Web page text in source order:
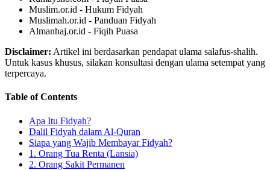
Muslim.or.id - Hukum Fidyah
Muslimah.or.id - Panduan Fidyah
Almanhaj.or.id - Fiqih Puasa
Disclaimer: Artikel ini berdasarkan pendapat ulama salafus-shalih.
Untuk kasus khusus, silakan konsultasi dengan ulama setempat yang
terpercaya.
Table of Contents
Apa Itu Fidyah?
Dalil Fidyah dalam Al-Quran
Siapa yang Wajib Membayar Fidyah?
1. Orang Tua Renta (Lansia)
2. Orang Sakit Permanen